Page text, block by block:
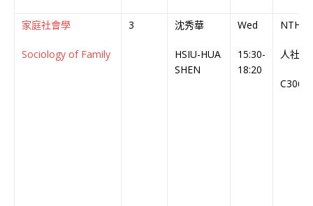
家庭社會學
Sociology of Family
3 沈秀華
HSIU-HUA
SHEN
Wed
15:30-
18:20
NTHU
人社
C306